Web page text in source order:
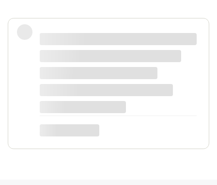
Fotel piękny, wygodny, polecam.
Dorota
ciemno zielony Velvet